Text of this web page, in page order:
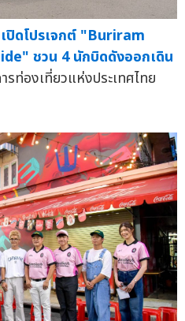
ปิดโปรเจกต์ "Buriram
ชวน 4 นักบิดดังออกเดิน
ท่องเที่ยวแห่งประเทศไทย